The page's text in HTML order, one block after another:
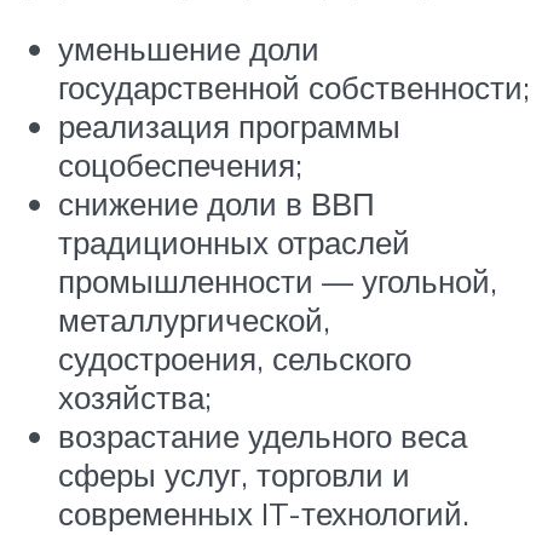
уменьшение доли
государственной собственности;
реализация программы
соцобеспечения;
снижение доли в ВВП
традиционных отраслей
промышленности — угольной,
металлургической,
судостроения, сельского
хозяйства;
возрастание удельного веса
сферы услуг, торговли и
современных IT-технологий.